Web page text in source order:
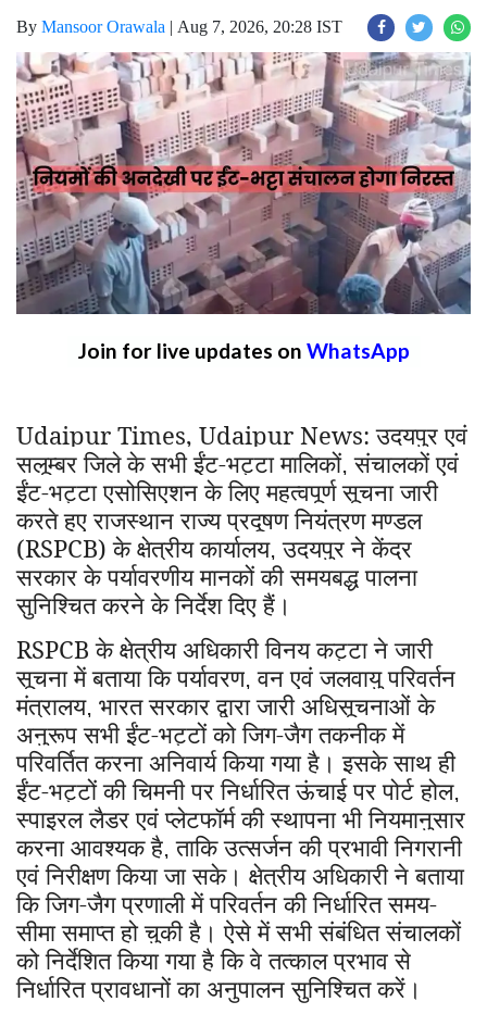
By Mansoor Orawala | Aug 7, 2026, 20:28 IST
Join for live updates on WhatsApp
Udaipur Times, Udaipur News:उदयपुर एवं
सलूम्बर जिले के सभी ईंट-भट्टा मालिकों,संचालकों एवं
ईंट-भट्टा एसोसिएशन के लिए महत्वपूर्ण सूचना जारी
करते हुए राजस्थान राज्य प्रदूषण नियंत्रण मण्डल
(RSPCB) के क्षेत्रीय कार्यालय,उदयपुर ने केंद्र
सरकार के पर्यावरणीय मानकों की समयबद्ध पालना
सुनिश्चित करने के निर्देश दिए हैं।
RSPCB के क्षेत्रीय अधिकारी विनय कट्टा ने जारी
सूचना में बताया कि पर्यावरण,वन एवं जलवायु परिवर्तन
मंत्रालय, भारत सरकार द्वारा जारी अधिसूचनाओं के
अनुरूप सभी ईंट-भट्टों को जिग-जैग तकनीक में
परिवर्तित करना अनिवार्य किया गया है। इसके साथ ही
ईंट-भट्टों की चिमनी पर निर्धारित ऊंचाई पर पोर्ट होल,
स्पाइरल लैडर एवं प्लेटफॉर्म की स्थापना भी नियमानुसार
करना आवश्यक है,ताकि उत्सर्जन की प्रभावी निगरानी
एवं निरीक्षण किया जा सके। क्षेत्रीय अधिकारी ने बताया
कि जिग-जैग प्रणाली में परिवर्तन की निर्धारित समय-
सीमा समाप्त हो चुकी है। ऐसे में सभी संबंधित संचालकों
को निर्देशित किया गया है कि वे तत्काल प्रभाव से
निर्धारित प्रावधानों का अनुपालन सुनिश्चित करें।